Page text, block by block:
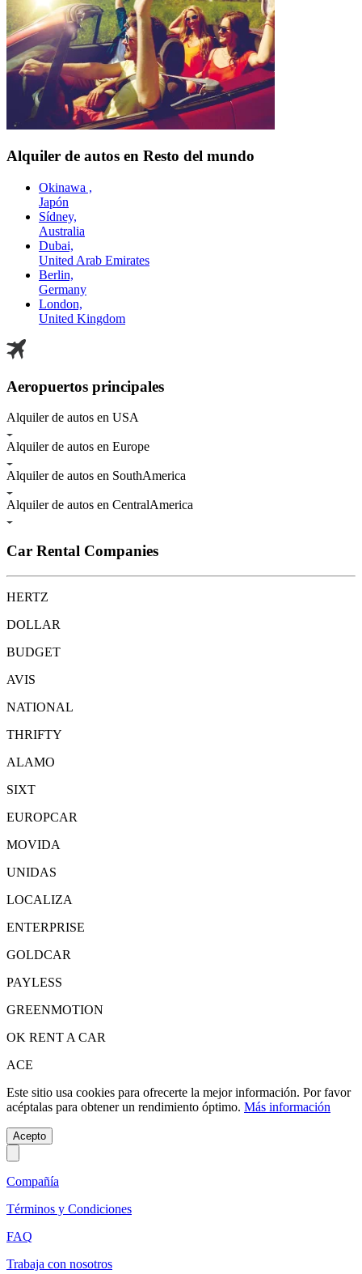
Alquiler de autos en Resto del mundo
Okinawa ,
Japón
Sídney,
Australia
Dubai,
United Arab Emirates
Berlin,
Germany
London,
United Kingdom
Aeropuertos principales
Alquiler de autos en USA
Alquiler de autos en Europe
Alquiler de autos en SouthAmerica
Alquiler de autos en CentralAmerica
Car Rental Companies
HERTZ
DOLLAR
BUDGET
AVIS
NATIONAL
THRIFTY
ALAMO
SIXT
EUROPCAR
MOVIDA
UNIDAS
LOCALIZA
ENTERPRISE
GOLDCAR
PAYLESS
GREENMOTION
OK RENT A CAR
ACE
Este sitio usa cookies para ofrecerte la mejor información. Por favor
acéptalas para obtener un rendimiento óptimo. Más información
Acepto
Compañía
Términos y Condiciones
FAQ
Trabaja con nosotros